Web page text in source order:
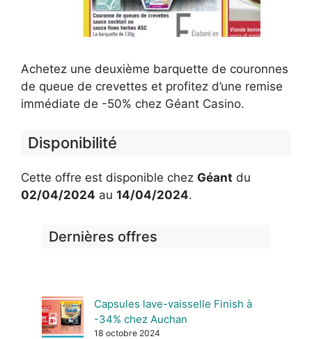
Achetez une deuxième barquette de couronnes
de queue de crevettes et profitez d’une remise
immédiate de -50% chez Géant Casino.
Disponibilité
Cette offre est disponible chez Géant du
02/04/2024 au 14/04/2024.
Dernières offres
Capsules lave-vaisselle Finish à
-34% chez Auchan
18 octobre 2024